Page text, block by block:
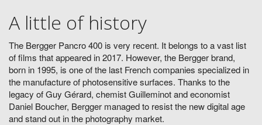
A little of history
The Bergger Pancro 400 is very recent. It belongs to a vast list
of films that appeared in 2017. However, the Bergger brand,
born in 1995, is one of the last French companies specialized in
the manufacture of photosensitive surfaces. Thanks to the
legacy of Guy Gérard, chemist Guilleminot and economist
Daniel Boucher, Bergger managed to resist the new digital age
and stand out in the photography market.